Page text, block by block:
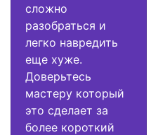
сложно
разобраться и
легко навредить
еще хуже.
Доверьтесь
мастеру который
это сделает за
более короткий